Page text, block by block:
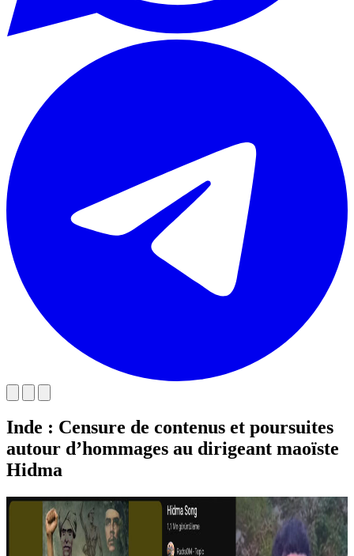
Inde : Censure de contenus et poursuites
autour d’hommages au dirigeant maoïste
Hidma